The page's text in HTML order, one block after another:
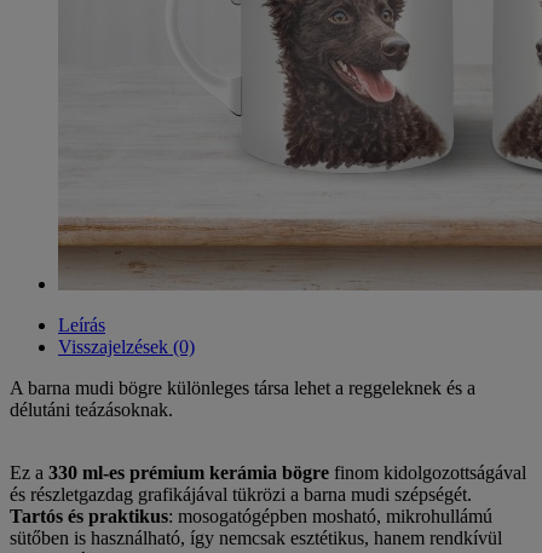
Leírás
Visszajelzések (0)
A barna mudi bögre különleges társa lehet a reggeleknek és a
délutáni teázásoknak.
Ez a 330 ml-es prémium kerámia bögre finom kidolgozottságával
és részletgazdag grafikájával tükrözi a barna mudi szépségét.
Tartós és praktikus: mosogatógépben mosható, mikrohullámú
sütőben is használható, így nemcsak esztétikus, hanem rendkívül